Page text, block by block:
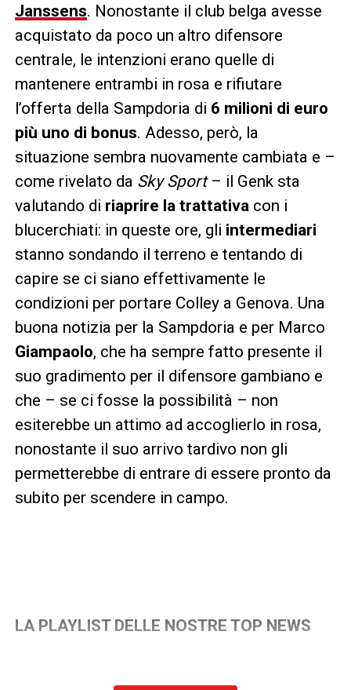
Janssens. Nonostante il club belga avesse
acquistato da poco un altro difensore
centrale, le intenzioni erano quelle di
mantenere entrambi in rosa e rifiutare
l’offerta della Sampdoria di 6 milioni di euro
più uno di bonus. Adesso, però, la
situazione sembra nuovamente cambiata e –
come rivelato da Sky Sport– il Genk sta
valutando di riaprire la trattativacon i
blucerchiati: in queste ore, gli intermediari
stanno sondando il terreno e tentando di
capire se ci siano effettivamente le
condizioni per portare Colley a Genova. Una
buona notizia per la Sampdoria e per Marco
Giampaolo, che ha sempre fatto presente il
suo gradimento per il difensore gambiano e
che – se ci fosse la possibilità – non
esiterebbe un attimo ad accoglierlo in rosa,
nonostante il suo arrivo tardivo non gli
permetterebbe di entrare di essere pronto da
subito per scendere in campo.
LA PLAYLIST DELLE NOSTRE TOP NEWS